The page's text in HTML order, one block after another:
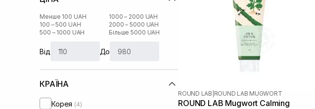
Менше 100 UAH
100 – 500 UAH
500 – 1000 UAH
1000 – 2000 UAH
2000 – 5000 UAH
Більше 5000 UAH
Від До
КРАЇНА
Корея (4)
ROUND LAB ROUND LAB MUGWORT
ROUND LAB Mugwort Calming